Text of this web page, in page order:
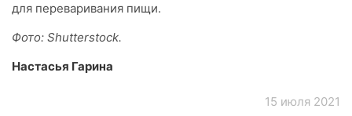
для переваривания пищи.
Фото: Shutterstock.
Настасья Гарина
15 июля 2021